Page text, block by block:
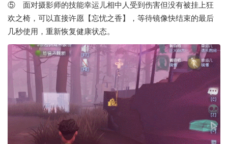
⑤ 面对摄影师的技能幸运儿相中人受到伤害但没有被挂上狂
欢之椅，可以直接许愿【忘忧之香】，等待镜像快结束的最后
几秒使用，重新恢复健康状态。